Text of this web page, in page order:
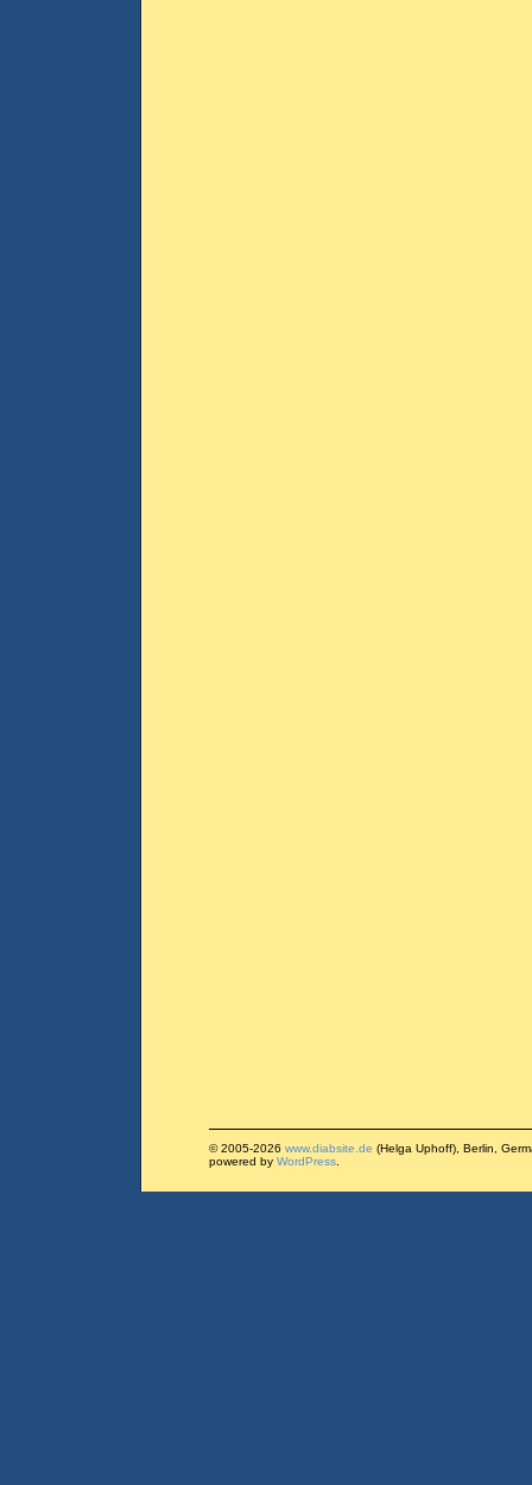
© 2005-2026 www.diabsite.de (Helga Uphoff), Berlin,
powered by WordPress.